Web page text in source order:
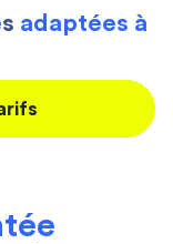
adaptées à